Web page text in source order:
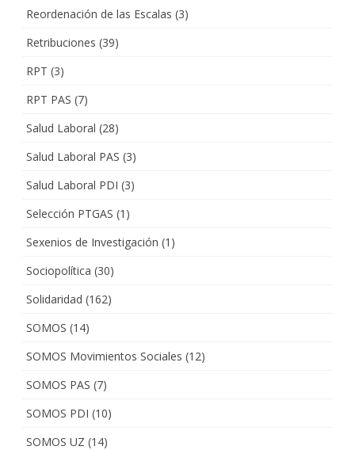
Reordenación de las Escalas (3)
Retribuciones (39)
RPT (3)
RPT PAS (7)
Salud Laboral (28)
Salud Laboral PAS (3)
Salud Laboral PDI (3)
Selección PTGAS (1)
Sexenios de Investigación (1)
Sociopolítica (30)
Solidaridad (162)
SOMOS (14)
SOMOS Movimientos Sociales (12)
SOMOS PAS (7)
SOMOS PDI (10)
SOMOS UZ (14)